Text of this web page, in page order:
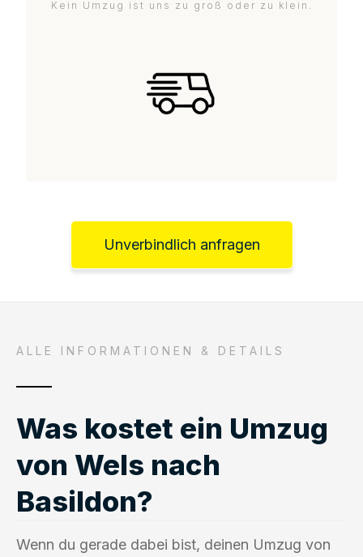
Kein Umzug ist uns zu groß oder zu klein.
Unverbindlich anfragen
ALLE INFORMATIONEN & DETAILS
Was kostet ein Umzug
von Wels nach
Basildon?
Wenn du gerade dabei bist, deinen Umzug von